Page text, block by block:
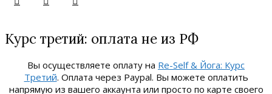
Курс третий: оплата не из РФ
Вы осуществляете оплату на Re-Self & Йога: Курс
Третий. Оплата через Paypal. Вы можете оплатить
напрямую из вашего аккаунта или просто по карте своего